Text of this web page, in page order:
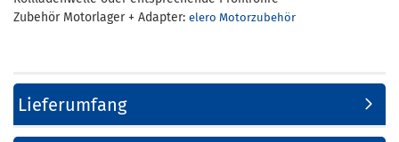
Zubehör Motorlager + Adapter: elero Motorzubehör
Lieferumfang